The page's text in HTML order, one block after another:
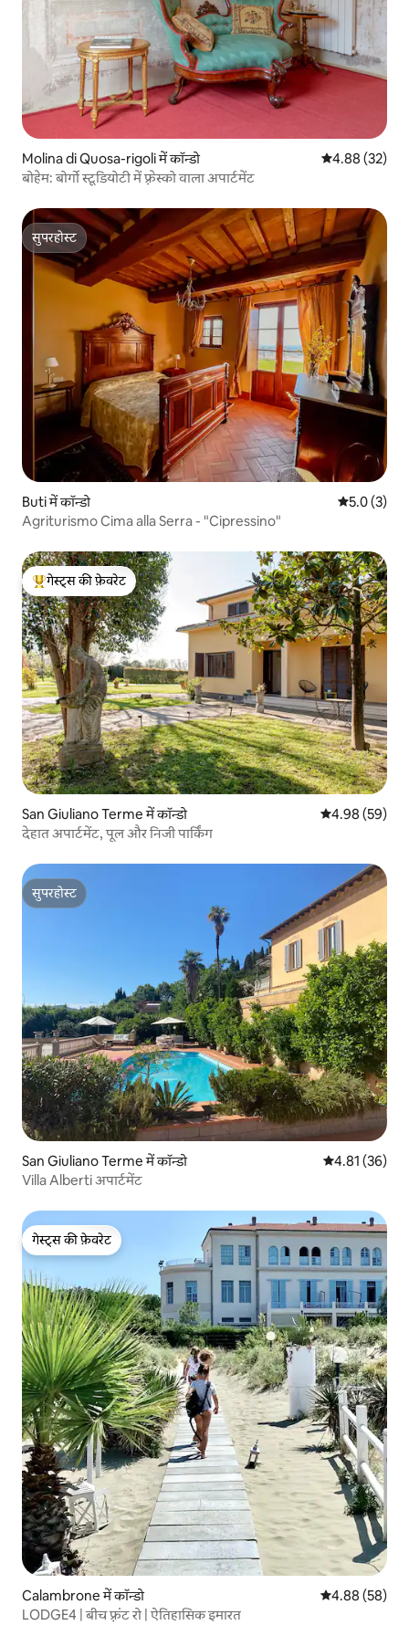
Molina di Quosa-rigoli में कॉन्डो औसत रेटिंग 5 में
4.88 (32)
बोहेम: बोर्गो स्टूडियोटी में फ़्रेस्को वाला अपार्टमेंट
सुपरहोस्ट
सुपरहोस्ट
Buti में कॉन्डो औसत रेटिंग 5
5.0 (3)
Agriturismo Cima alla Serra - "Cipressino"
गेस्ट्स का टॉप फ़ेवरेट
गेस्ट्स की फ़ेवरेट
San Giuliano Terme में कॉन्डो औसत रेटिंग 5 में
4.98 (59)
देहात अपार्टमेंट, पूल और निजी पार्किंग
सुपरहोस्ट
सुपरहोस्ट
San Giuliano Terme में कॉन्डो औसत रेटिंग 5 में
4.81 (36)
Villa Alberti अपार्टमेंट
गेस्ट्स की फ़ेवरेट
गेस्ट्स की फ़ेवरेट
Calambrone में कॉन्डो औसत रेटिंग 5 में
4.88 (58)
LODGE4 | बीच फ़्रंट रो | ऐतिहासिक इमारत